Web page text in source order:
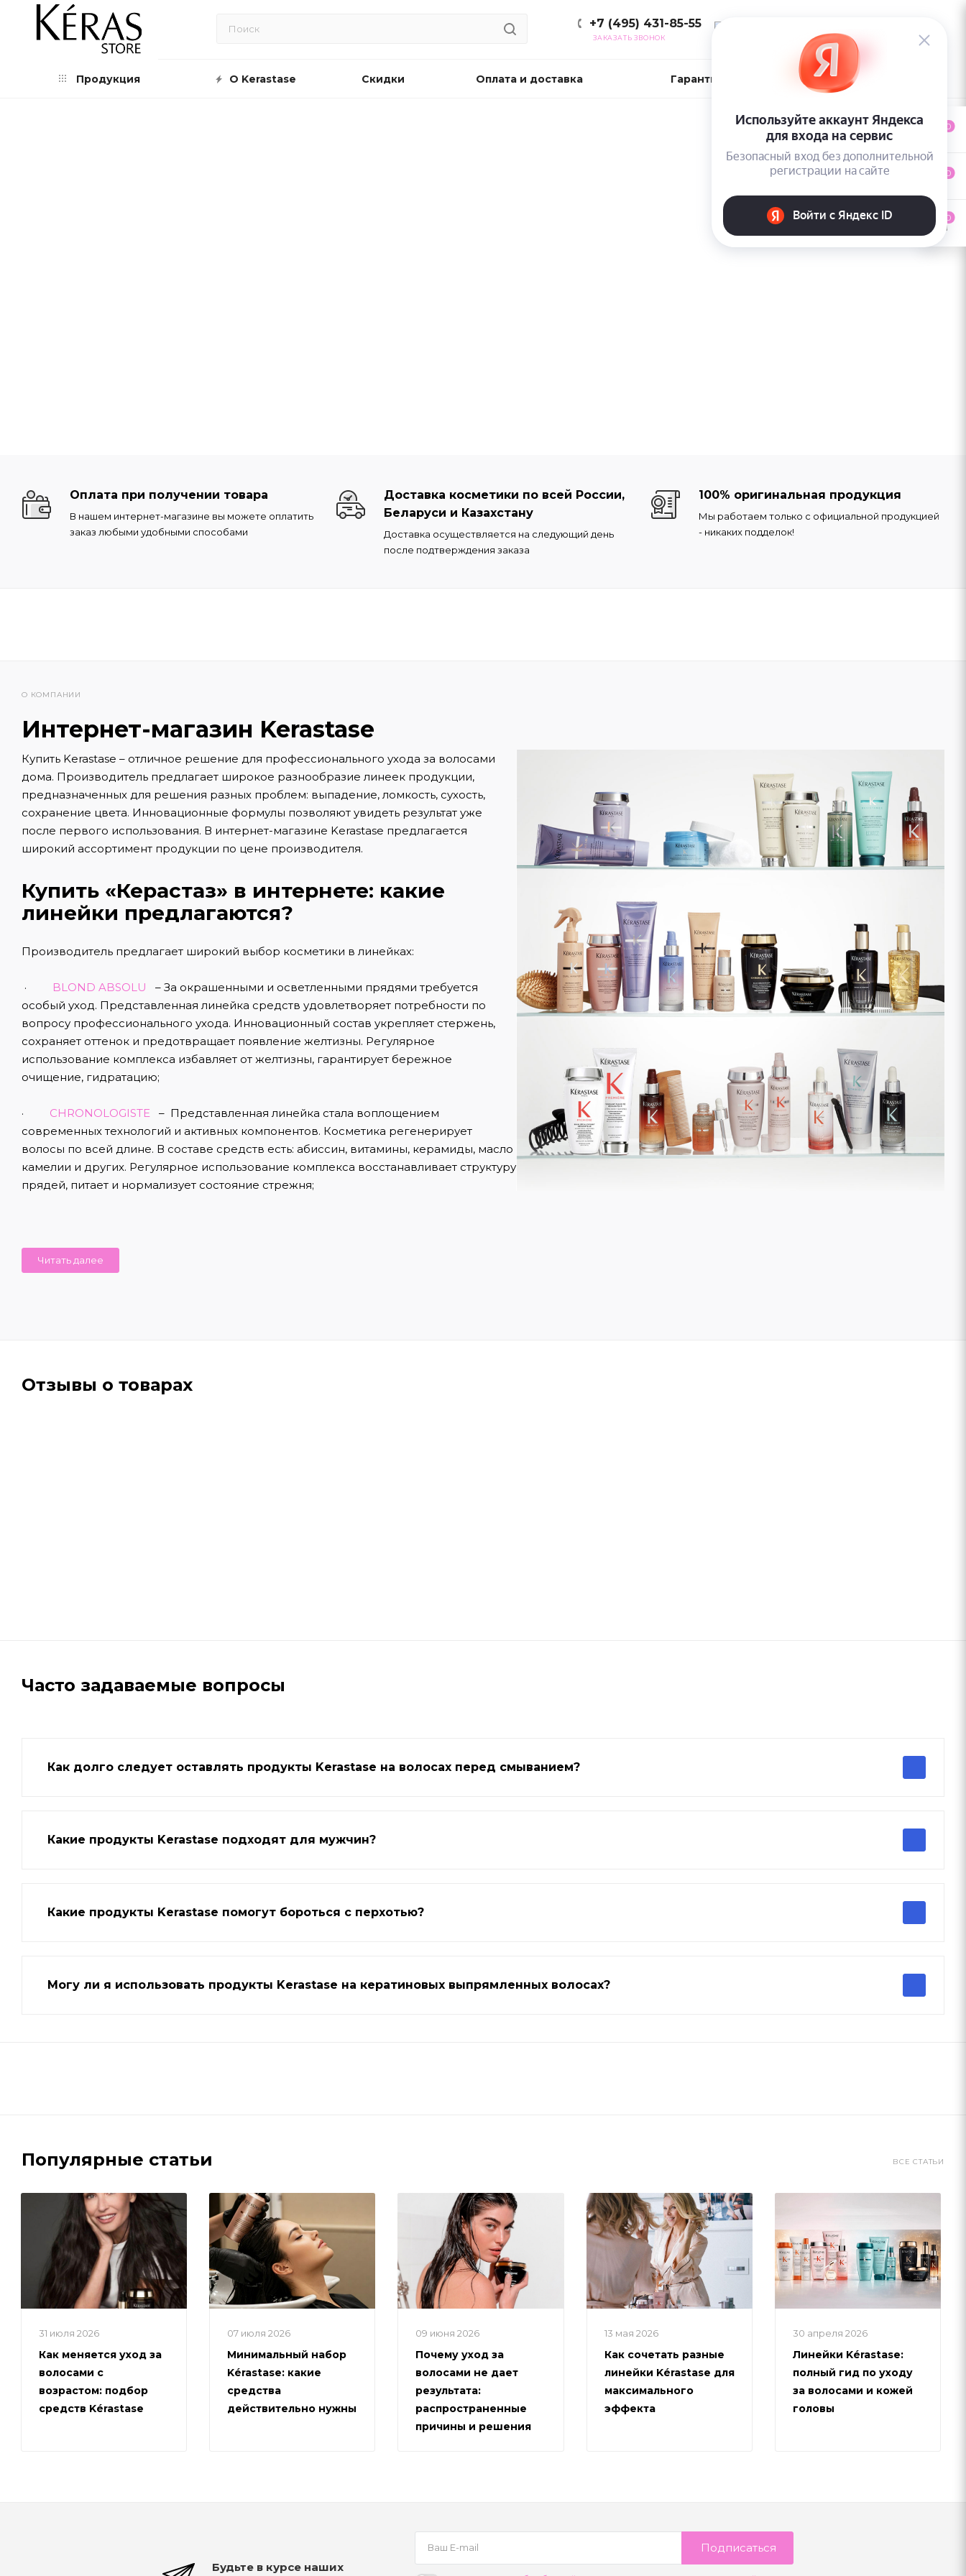
+7 (495) 431-85-55
ЗАКАЗАТЬ ЗВОНОК
Продукция О Kerastase Скидки Оплата и доставка Гарантии и возврат
Оплата при получении товара
В нашем интернет-магазине вы можете оплатить
заказ любыми удобными способами
Доставка косметики по всей России,
Беларуси и Казахстану
Доставка осуществляется на следующий день
после подтверждения заказа
100% оригинальная продукция
Мы работаем только с официальной продукцией
- никаких подделок!
О КОМПАНИИ
Интернет-магазин Kerastase
Купить Kerastase – отличное решение для профессионального ухода за волосами
дома. Производитель предлагает широкое разнообразие линеек продукции,
предназначенных для решения разных проблем: выпадение, ломкость, сухость,
сохранение цвета. Инновационные формулы позволяют увидеть результат уже
после первого использования. В интернет-магазине Kerastase предлагается
широкий ассортимент продукции по цене производителя.
Купить «Керастаз» в интернете: какие
линейки предлагаются?
Производитель предлагает широкий выбор косметики в линейках:
· BLOND ABSOLU
– За окрашенными и осветленными прядями требуется
особый уход. Представленная линейка средств удовлетворяет потребности по
вопросу профессионального ухода. Инновационный состав укрепляет стержень,
сохраняет оттенок и предотвращает появление желтизны. Регулярное
использование комплекса избавляет от желтизны, гарантирует бережное
очищение, гидратацию;
· CHRONOLOGISTE – Представленная линейка стала воплощением
современных технологий и активных компонентов. Косметика регенерирует
волосы по всей длине. В составе средств есть: абиссин, витамины, керамиды, масло
камелии и других. Регулярное использование комплекса восстанавливает структуру
прядей, питает и нормализует состояние стрежня;
Читать далее
Отзывы о товарах
Часто задаваемые вопросы
Как долго следует оставлять продукты Kerastase на волосах перед смыванием?
Какие продукты Kerastase подходят для мужчин?
Какие продукты Kerastase помогут бороться с перхотью?
Могу ли я использовать продукты Kerastase на кератиновых выпрямленных волосах?
Популярные статьи ВСЕ СТАТЬИ
31 июля 2026
Как меняется уход за
волосами с
возрастом: подбор
средств Kérastase
07 июля 2026
Минимальный набор
Kérastase: какие
средства
действительно нужны
09 июня 2026
Почему уход за
волосами не дает
результата:
распространенные
причины и решения
13 мая 2026
Как сочетать разные
линейки Kérastase для
максимального
эффекта
30 апреля 2026
Линейки Kérastase:
полный гид по уходу
за волосами и кожей
головы
Будьте в курсе наших
Подписаться
0
0
0